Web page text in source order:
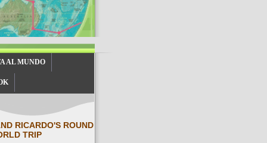
AL MUNDO
RICARDO'S ROUND
TRIP